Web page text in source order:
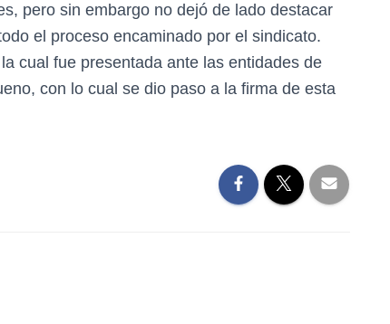
pero sin embargo no dejó de lado destacar
el proceso encaminado por el sindicato.
cual fue presentada ante las entidades de
con lo cual se dio paso a la firma de esta